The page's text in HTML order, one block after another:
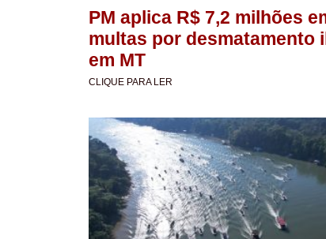
PM aplica R$ 7,2 milhões
multas por desmatamento
em MT
CLIQUE PARA LER